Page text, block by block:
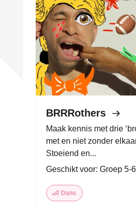
BRRRothers
Maak kennis met drie
met en niet zonder
Stoeiend en...
Geschikt voor: Groep 5-6
Dans